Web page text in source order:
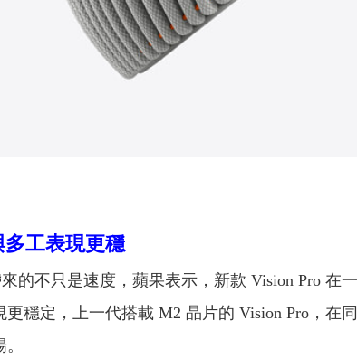
工表現更穩
的不只是速度，蘋果表示，新款 Vision Pro 在
更穩定，上一代搭載 M2 晶片的 Vision Pro，在